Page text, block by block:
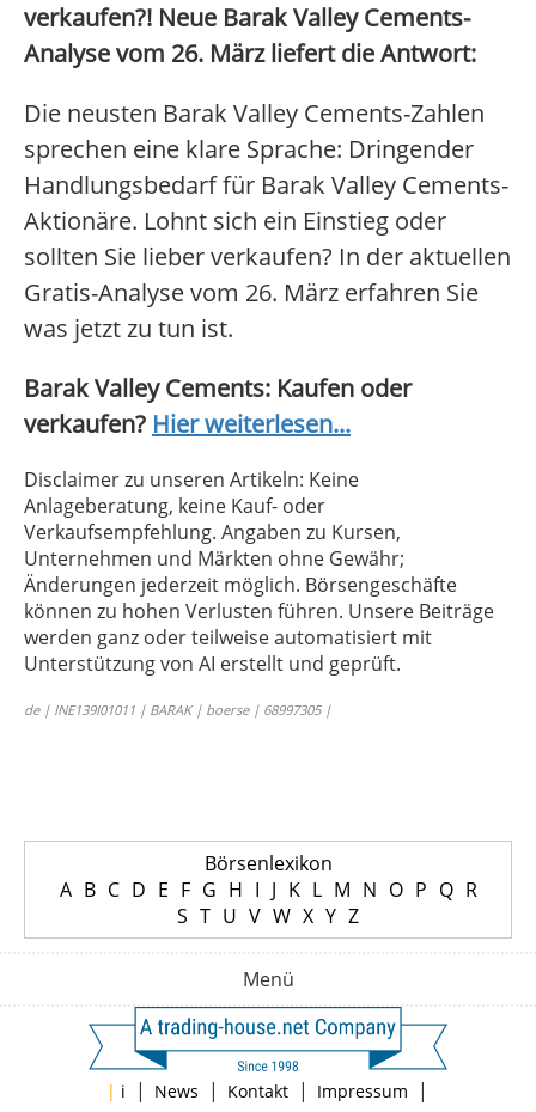
verkaufen?! Neue Barak Valley Cements-
Analyse vom 26. März liefert die Antwort:
Die neusten Barak Valley Cements-Zahlen
sprechen eine klare Sprache: Dringender
Handlungsbedarf für Barak Valley Cements-
Aktionäre. Lohnt sich ein Einstieg oder
sollten Sie lieber verkaufen? In der aktuellen
Gratis-Analyse vom 26. März erfahren Sie
was jetzt zu tun ist.
Barak Valley Cements: Kaufen oder
verkaufen? Hier weiterlesen...
Disclaimer zu unseren Artikeln: Keine
Anlageberatung, keine Kauf- oder
Verkaufsempfehlung. Angaben zu Kursen,
Unternehmen und Märkten ohne Gewähr;
Änderungen jederzeit möglich. Börsengeschäfte
können zu hohen Verlusten führen. Unsere Beiträge
werden ganz oder teilweise automatisiert mit
Unterstützung von AI erstellt und geprüft.
de | INE139I01011 | BARAK | boerse | 68997305 |
Börsenlexikon
A B C D E F G H I J K L M N O P Q R
S T U V W X Y Z
Menü
| i | News | Kontakt | Impressum |